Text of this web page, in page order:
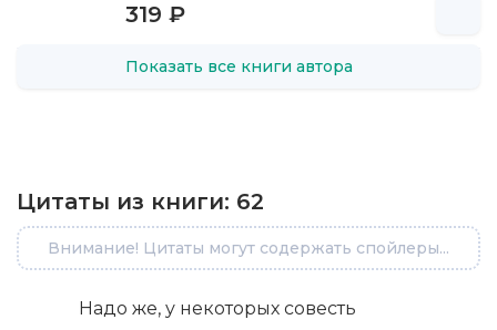
319 ₽
Показать все книги автора
Цитаты из книги: 62
Внимание! Цитаты могут содержать спойлеры...
Надо же, у некоторых совесть